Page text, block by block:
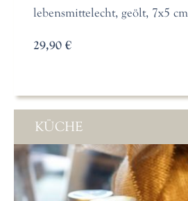
lebensmittelecht, geölt, 7x5 cm
29,90 €
KÜCHE